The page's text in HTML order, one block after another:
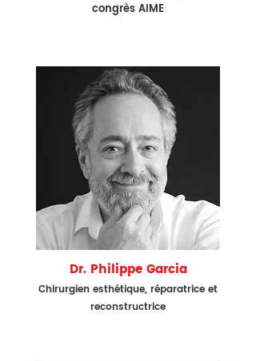
congrès AIME
Dr. Philippe Garcia
Chirurgien esthétique, réparatrice et
reconstructrice